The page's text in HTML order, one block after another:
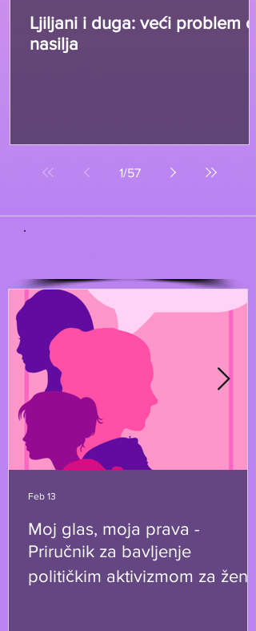
Ljiljani i duga: veći problem
nasilja
1/57
Moj glas, moja prava -
Priručnik za bavljenje
političkim aktivizmom za žene
Feb 13